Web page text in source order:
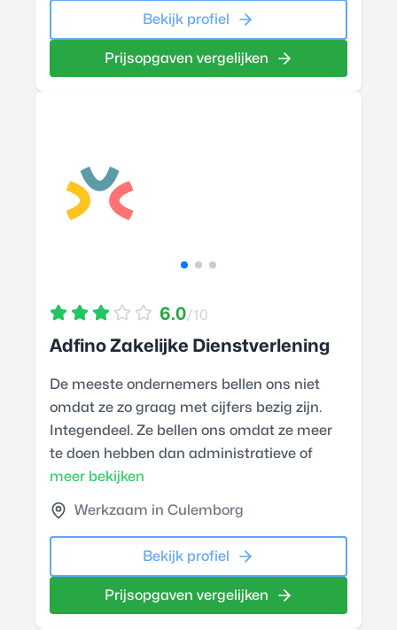
Bekijk profiel
Prijsopgaven vergelijken
6.0/10
Adfino Zakelijke Dienstverlening
De meeste ondernemers bellen ons niet
omdat ze zo graag met cijfers bezig zijn.
Integendeel. Ze bellen ons omdat ze meer
te doen hebben dan administratieve of
meer bekijken
Werkzaam in Culemborg
Bekijk profiel
Prijsopgaven vergelijken